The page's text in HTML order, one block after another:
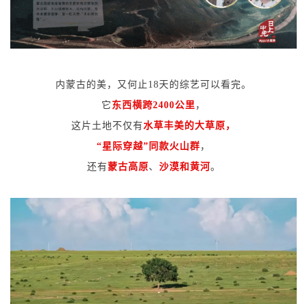
内蒙古的美，又何止18天的综艺可以看完。
它 东西横跨2400公里 ，
这片土地不仅有水草丰美的大草原，
“星际穿越”同款火山群 ，
还有蒙古高原 、 沙漠和 黄河 。